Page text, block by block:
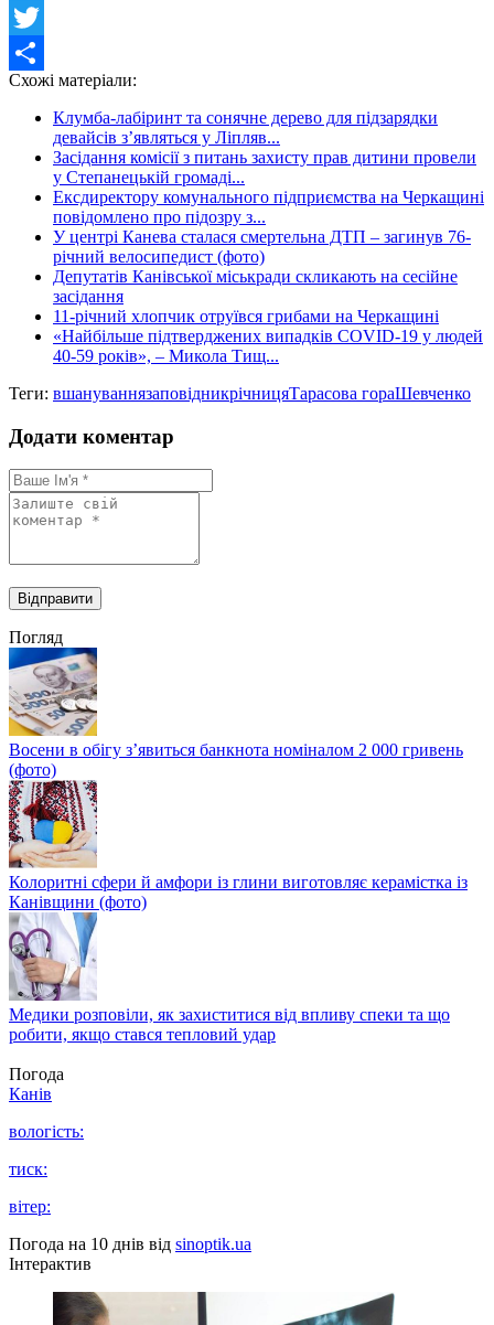
Facebook
Twitter
Share
Схожі матеріали:
Клумба-лабіринт та сонячне дерево для підзарядки
девайсів з’являться у Ліпляв...
Засідання комісії з питань захисту прав дитини провели
у Степанецькій громаді...
Ексдиректору комунального підприємства на Черкащині
повідомлено про підозру з...
У центрі Канева сталася смертельна ДТП – загинув 76-
річний велосипедист (фото)
Депутатів Канівської міськради скликають на сесійне
засідання
11-річний хлопчик отруївся грибами на Черкащині
«Найбільше підтверджених випадків COVID-19 у людей
40-59 років», – Микола Тищ...
Теги: вшануваннязаповідникрічницяТарасова гораШевченко
Додати коментар
Погляд
Восени в обігу з’явиться банкнота номіналом 2 000 гривень
(фото)
Колоритні сфери й амфори із глини виготовляє керамістка із
Канівщини (фото)
Медики розповіли, як захиститися від впливу спеки та що
робити, якщо стався тепловий удар
Погода
Канів
вологість:
тиск:
вітер:
Погода на 10 днів від sinoptik.ua
Інтерактив